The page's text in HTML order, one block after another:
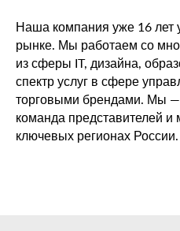
Наша компания уже 16 лет
рынке. Мы работаем со
из сферы IT, дизайна,
спектр услуг в сфере
торговыми брендами. Мы
команда представителей
ключевых регионах России.